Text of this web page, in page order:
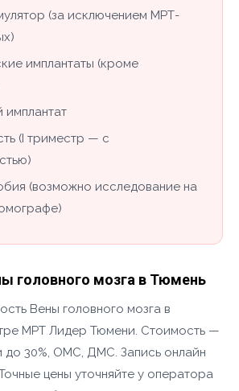
(за исключением МРТ-
имплантаты (кроме
имплантат
(I триместр — с
(возможно исследование на
головного мозга в Тюмень
Вены головного мозга в
МРТ Лидер Тюмени. Стоимость —
до 30%, ОМС, ДМС. Запись онлайн
цены уточняйте у оператора